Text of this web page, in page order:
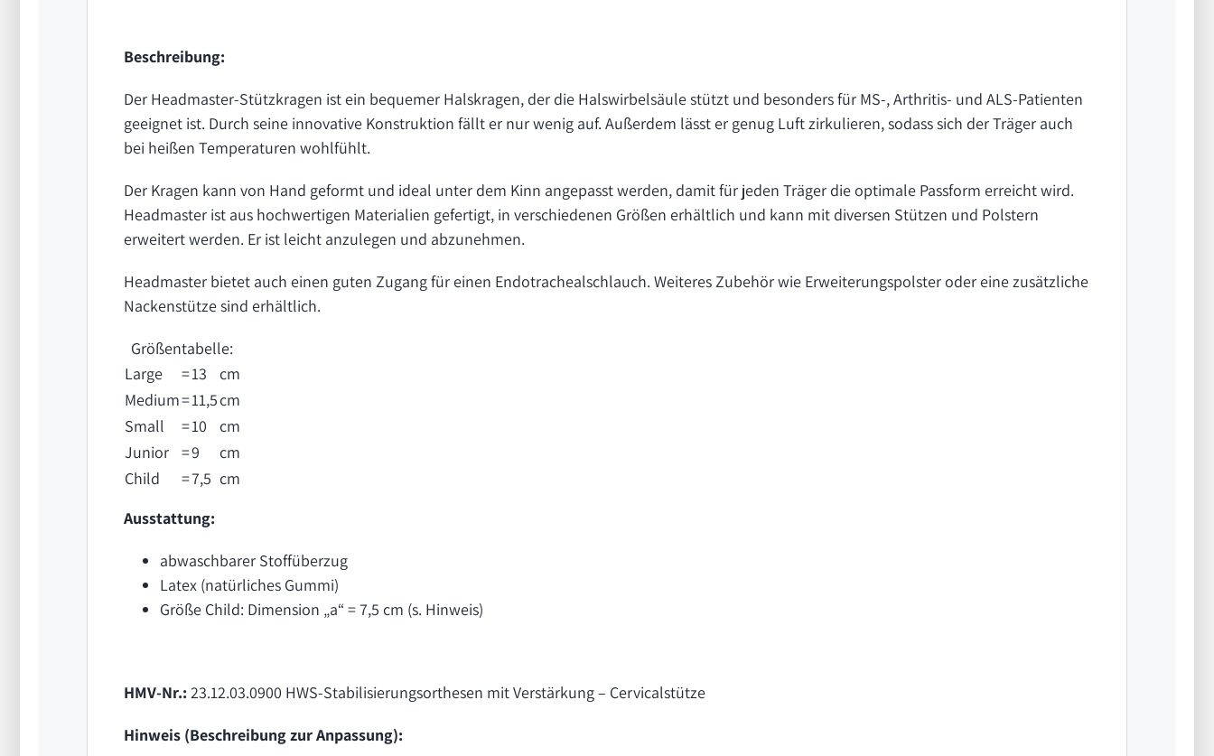
Beschreibung:
Der Headmaster-Stützkragen ist ein bequemer Halskragen, der die Halswirbelsäule stützt und besonders für MS-, Arthritis- und ALS-Patienten
geeignet ist. Durch seine innovative Konstruktion fällt er nur wenig auf. Außerdem lässt er genug Luft zirkulieren, sodass sich der Träger auch
bei heißen Temperaturen wohlfühlt.
Der Kragen kann von Hand geformt und ideal unter dem Kinn angepasst werden, damit für jeden Träger die optimale Passform erreicht wird.
Headmaster ist aus hochwertigen Materialien gefertigt, in verschiedenen Größen erhältlich und kann mit diversen Stützen und Polstern
erweitert werden. Er ist leicht anzulegen und abzunehmen.
Headmaster bietet auch einen guten Zugang für einen Endotrachealschlauch. Weiteres Zubehör wie Erweiterungspolster oder eine zusätzliche
Nackenstütze sind erhältlich.
Größentabelle:
Large
=13
cm
Medium=11,5cm
Small
=10
cm
Junior
=9
cm
Child
=7,5 cm
Ausstattung:
abwaschbarer Stoffüberzug
Latex (natürliches Gummi)
Größe Child: Dimension „a“ = 7,5 cm (s. Hinweis)
HMV-Nr.: 23.12.03.0900 HWS-Stabilisierungsorthesen mit Verstärkung – Cervicalstütze
Hinweis (Beschreibung zur Anpassung):